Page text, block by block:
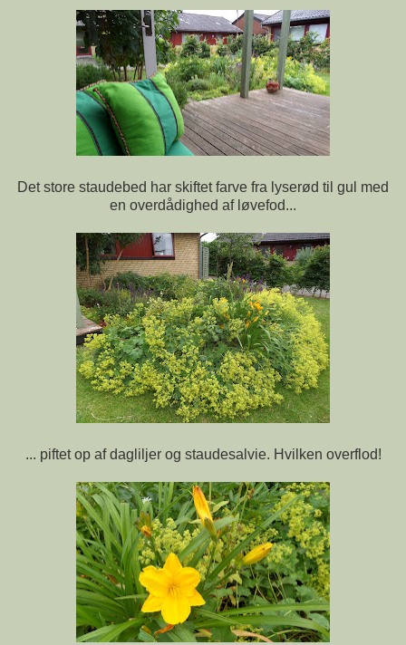
Det store staudebed har skiftet farve fra lyserød til gul med
en overdådighed af løvefod...
... piftet op af dagliljer og staudesalvie. Hvilken overflod!